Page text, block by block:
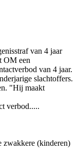
van 4 jaar
OM een
van 4 jaar.
slachtoffers.
"Hij maakt
verbod.....
zwakkere (kinderen)